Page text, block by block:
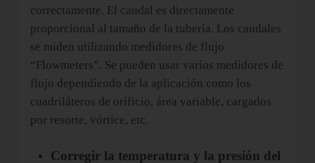
correctamente. El caudal es directamente
proporcional al tamaño de la tubería. Los caudales
se miden utilizando medidores de flujo
“Flowmeters”. Se pueden usar varios medidores de
flujo dependiendo de la aplicación como los
cuadriláteros de orificio, área variable, cargados
por resorte, vórtice, etc.
Corregir la temperatura y la presión del